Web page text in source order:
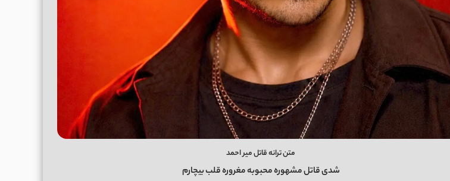
متن ترانه قاتل میر احمد
شدی قاتل مشهوره محبوبه مغروره قلب بیچارم